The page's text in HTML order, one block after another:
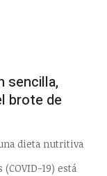
sencilla,
brote de
dieta nutritiva
19) está